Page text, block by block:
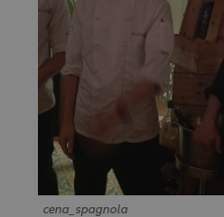
cena_spagnola